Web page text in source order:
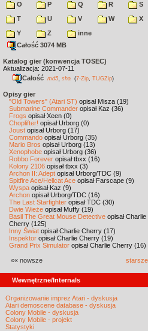
O
P Q R
S
T
U V W
X
Y
Z
inne
Całość 3074 MB
Katalog gier (konwencja TOSEC)
Aktualizacja: 2021-07-11
Całość md5 sha (7-Zip TUGZip)
Opisy gier
"Old Towers" (Atari ST) opisał Misza (19)
Submarine Commander opisał Kaz (36)
Frogs opisał Xeen (0)
Choplifter! opisał Urborg (0)
Joust opisał Urborg (17)
Commando opisał Urborg (35)
Mario Bros opisał Urborg (13)
Xenophobe opisał Urborg (36)
Robbo Forever opisał tbxx (16)
Kolony 2106 opisał tbxx (3)
Archon II: Adept opisał Urborg/TDC (9)
Spitfire Ace/Hellcat Ace opisał Farscape (9)
Wyspa opisał Kaz (9)
Archon opisał Urborg/TDC (16)
The Last Starfighter opisał TDC (30)
Dwie Wieże opisał Muffy (19)
Basil The Great Mouse Detective opisał Charlie
Cherry (125)
Inny Świat opisał Charlie Cherry (17)
Inspektor opisał Charlie Cherry (19)
Grand Prix Simulator opisał Charlie Cherry (16)
«« nowsze
Wewnętrzne/Internals
Organizowanie imprez Atari - dyskusja
Atari demoscene database - dyskusja
Colony Mobile - dyskusja
Colony Mobile - projekt
Statystyki